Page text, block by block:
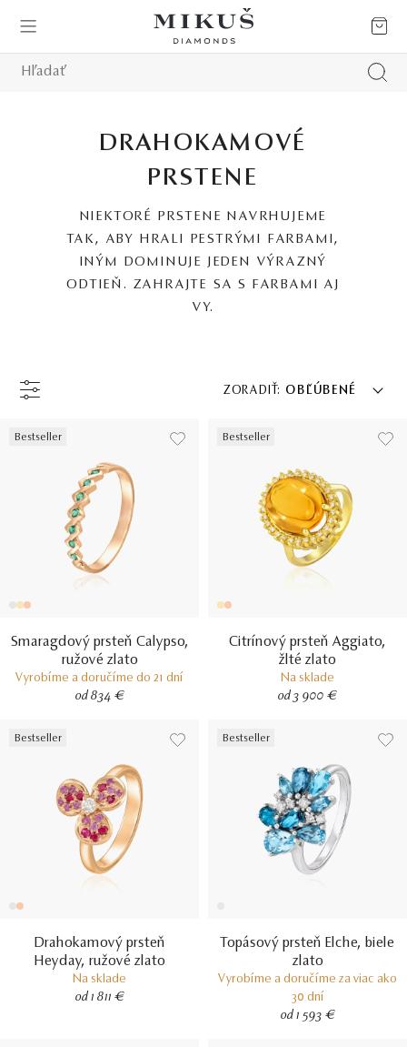
DRAHOKAMOVÉ
PRSTENE
NIEKTORÉ PRSTENE NAVRHUJEME
TAK, ABY HRALI PESTRÝMI FARBAMI,
INÝM DOMINUJE JEDEN VÝRAZNÝ
ODTIEŇ. ZAHRAJTE SA S FARBAMI AJ
VY.
ZORADIŤ: OBĽÚBENÉ
Bestseller
Smaragdový prsteň Calypso,
ružové zlato
Vyrobíme a doručíme do 21 dní
od 834 €
Bestseller
Citrínový prsteň Aggiato,
žlté zlato
Na sklade
od 3 900 €
Bestseller
Drahokamový prsteň
Heyday, ružové zlato
Na sklade
od 1 811 €
Bestseller
Topásový prsteň Elche, biele
zlato
Vyrobíme a doručíme za viac ako
30 dní
od 1 593 €